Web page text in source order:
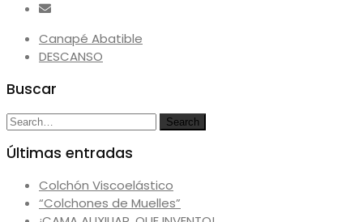
Canapé Abatible
DESCANSO
Buscar
Search
Search
Últimas entradas
Colchón Viscoelástico
“Colchones de Muelles”